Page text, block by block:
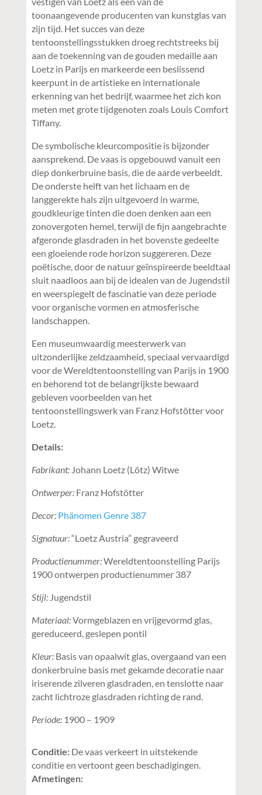
toonaangevende producenten van kunstglas van
zijn tijd. Het succes van deze
tentoonstellingsstukken droeg rechtstreeks bij
aan de toekenning van de gouden medaille aan
Loetz in Parijs en markeerde een beslissend
keerpunt in de artistieke en internationale
erkenning van het bedrijf, waarmee het zich kon
meten met grote tijdgenoten zoals Louis Comfort
Tiffany.
De symbolische kleurcompositie is bijzonder
aansprekend. De vaas is opgebouwd vanuit een
diep donkerbruine basis, die de aarde verbeeldt.
De onderste helft van het lichaam en de
langgerekte hals zijn uitgevoerd in warme,
goudkleurige tinten die doen denken aan een
zonovergoten hemel, terwijl de fijn aangebrachte
afgeronde glasdraden in het bovenste gedeelte
een gloeiende rode horizon suggereren. Deze
poëtische, door de natuur geïnspireerde beeldtaal
sluit naadloos aan bij de idealen van de Jugendstil
en weerspiegelt de fascinatie van deze periode
voor organische vormen en atmosferische
landschappen.
Een museumwaardig meesterwerk van
uitzonderlijke zeldzaamheid, speciaal vervaardigd
voor de Wereldtentoonstelling van Parijs in 1900
en behorend tot de belangrijkste bewaard
gebleven voorbeelden van het
tentoonstellingswerk van Franz Hofstötter voor
Loetz.
Details:
Fabrikant:Johann Loetz (Lötz) Witwe
Ontwerper: Franz Hofstötter
Decor: Phänomen Genre 387
Signatuur:“Loetz Austria” gegraveerd
Productienummer:Wereldtentoonstelling Parijs
1900 ontwerpen productienummer 387
Stijl:Jugendstil
Materiaal:Vormgeblazen en vrijgevormd glas,
gereduceerd, geslepen pontil
Kleur:Basis van opaalwit glas, overgaand van een
donkerbruine basis met gekamde decoratie naar
iriserende zilveren glasdraden, en tenslotte naar
zacht lichtroze glasdraden richting de rand.
Periode:1900 – 1909
Conditie: De vaas verkeert in uitstekende
conditie en vertoont geen beschadigingen.
Afmetingen: